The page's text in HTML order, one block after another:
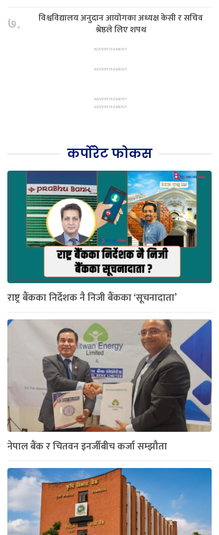
७.
विश्वविद्यालय अनुदान आयोगका अध्यक्ष केसी र सचिव
श्रेष्ठले लिए शपथ
कर्पोरेट फोकस
राष्ट्र बैंकका निर्देशक नै निजी बैंकका ‘सूचनादाता’
नेपाल बैंक र चितवन इनर्जीबीच कर्जा सम्झौता